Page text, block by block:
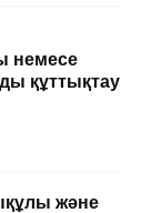
немесе
құттықтау
және